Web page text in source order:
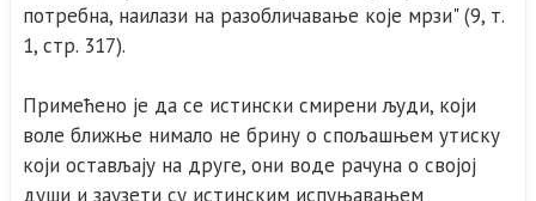
потребна, наилази на разобличавање које мрзи" (9, т.
1, стр. 317).
Примећено је да се истински смирени људи, који
воле ближње нимало не брину о спољашњем утиску
који остављају на друге, они воде рачуна о својој
души и заузети су истинским испуњавањем